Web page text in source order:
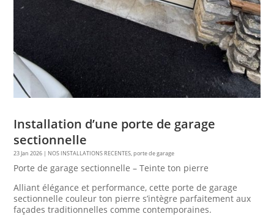
Installation d’une porte de garage
sectionnelle
23 Jan 2026 | NOS INSTALLATIONS RECENTES,porte de garage
Porte de garage sectionnelle – Teinte ton pierre
Alliant élégance et performance, cette porte de garage
sectionnelle couleur ton pierre s’intègre parfaitement aux
façades traditionnelles comme contemporaines.